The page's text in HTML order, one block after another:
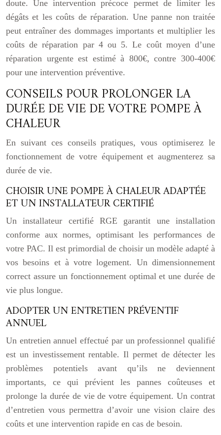
doute. Une intervention précoce permet de limiter les
dégâts et les coûts de réparation. Une panne non traitée
peut entraîner des dommages importants et multiplier les
coûts de réparation par 4 ou 5. Le coût moyen d’une
réparation urgente est estimé à 800€, contre 300-400€
pour une intervention préventive.
CONSEILS POUR PROLONGER LA
DURÉE DE VIE DE VOTRE POMPE À
CHALEUR
En suivant ces conseils pratiques, vous optimiserez le
fonctionnement de votre équipement et augmenterez sa
durée de vie.
CHOISIR UNE POMPE À CHALEUR ADAPTÉE
ET UN INSTALLATEUR CERTIFIÉ
Un installateur certifié RGE garantit une installation
conforme aux normes, optimisant les performances de
votre PAC. Il est primordial de choisir un modèle adapté à
vos besoins et à votre logement. Un dimensionnement
correct assure un fonctionnement optimal et une durée de
vie plus longue.
ADOPTER UN ENTRETIEN PRÉVENTIF
ANNUEL
Un entretien annuel effectué par un professionnel qualifié
est un investissement rentable. Il permet de détecter les
problèmes potentiels avant qu’ils ne deviennent
importants, ce qui prévient les pannes coûteuses et
prolonge la durée de vie de votre équipement. Un contrat
d’entretien vous permettra d’avoir une vision claire des
coûts et une intervention rapide en cas de besoin.